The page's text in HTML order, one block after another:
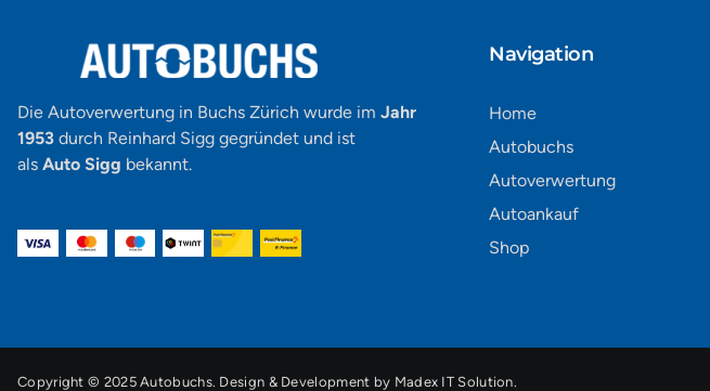
a
m
-
Die Autoverwertung in Buchs Zürich wurde im Jahr
1953 durch Reinhard Sigg gegründet und ist
als Auto Sigg bekannt.
Navigation​
Home
Autobuchs
Autoverwertung
Autoankauf
Shop
Copyright © 2025 Autobuchs. Design & Development by Madex IT Solution.